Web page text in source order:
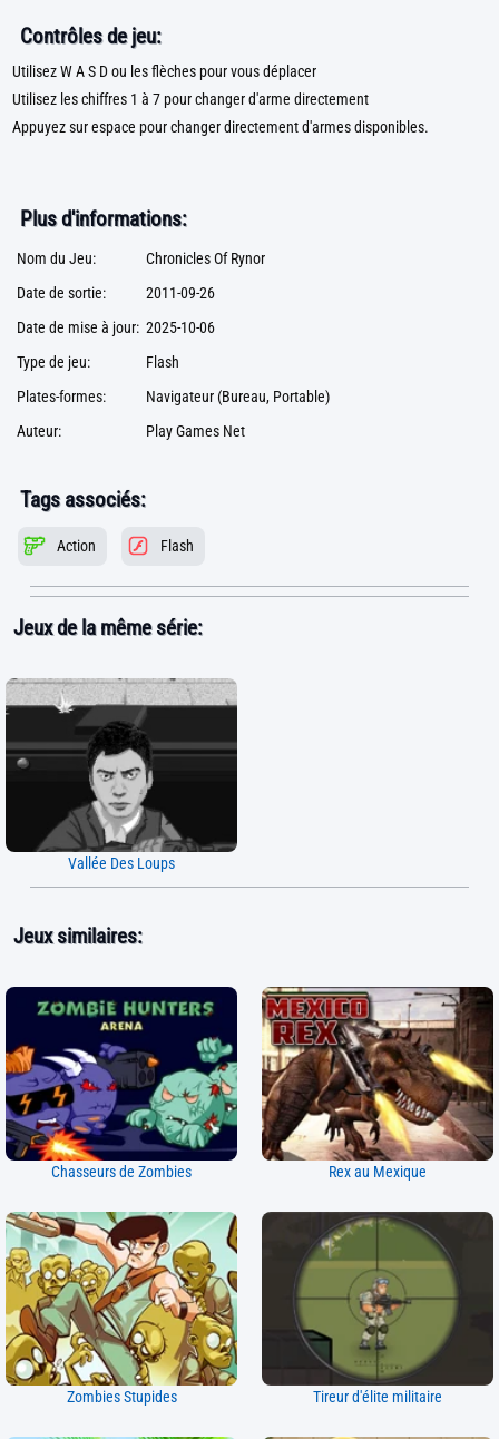
Contrôles de jeu:
Utilisez W A S D ou les flèches pour vous déplacer
Utilisez les chiffres 1 à 7 pour changer d'arme directement
Appuyez sur espace pour changer directement d'armes disponibles.
Plus d'informations:
Nom du Jeu:
Chronicles Of Rynor
Date de sortie:
2011-09-26
Date de mise à jour: 2025-10-06
Type de jeu:
Flash
Plates-formes:
Navigateur (Bureau, Portable)
Auteur:
Play Games Net
Tags associés:
Action Flash
Jeux de la même série:
Vallée Des Loups
Jeux similaires:
Chasseurs de Zombies Rex au Mexique
Zombies Stupides Tireur d'élite militaire